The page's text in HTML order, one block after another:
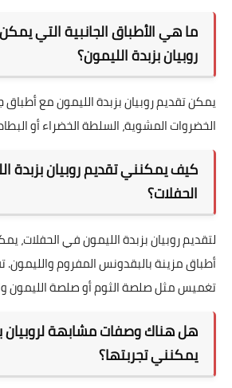
ما هي الأطباق الجانبية التي
روبيان بزبدة الليمون؟
يمكن تقديم روبيان بزبدة الليمون مع أطباق
الخضروات المشوية، السلطة الخضراء أو
كيف يمكنني تقديم روبيان بزبدة
الحفلات؟
لتقديم روبيان بزبدة الليمون في الحفلات،
أطباق مزينة بالبقدونس المفروم
تغميس مثل صلصة الثوم أو صلصة الليمون
هل هناك وصفات مشابهة لروبيان
يمكنني تجربتها؟